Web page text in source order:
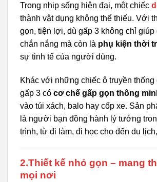
Trong nhịp sống hiện đại, một chiếc
thành vật dụng không thể thiếu. Với
gọn, tiện lợi, dù gấp 3 không chỉ giúp
chắn nắng mà còn là phụ kiện thời
sự tinh tế của người dùng.
Khác với những chiếc ô truyền thống
gấp 3 có cơ chế gấp gọn thông
vào túi xách, balo hay cốp xe. Sản
là người bạn đồng hành lý tưởng
trình, từ đi làm, đi học cho đến du
2.Thiết kế nhỏ gọn – mang
mọi nơi